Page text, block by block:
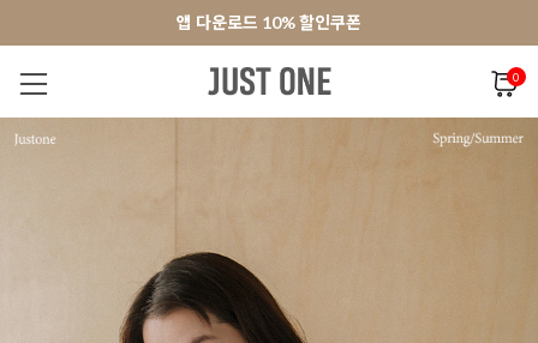
앱 다운로드 10% 할인쿠폰
회원가입 쿠폰 3000원
앱 다운로드 10% 할인쿠폰
회원가입 쿠폰 3000원
0
NEW 7% 팬츠 아